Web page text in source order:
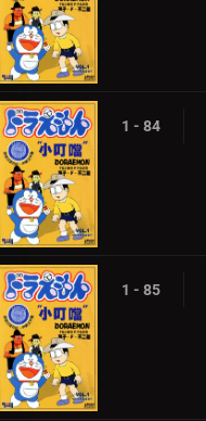
1 - 84
1 - 85